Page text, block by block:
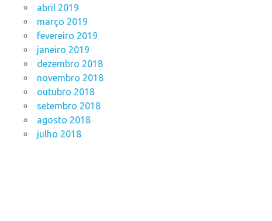
abril 2019
março 2019
fevereiro 2019
janeiro 2019
dezembro 2018
novembro 2018
outubro 2018
setembro 2018
agosto 2018
julho 2018